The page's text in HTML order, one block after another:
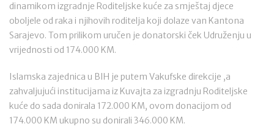
dinamikom izgradnje Roditeljske kuće za smještaj djece
oboljele od raka i njihovih roditelja koji dolaze van Kantona
Sarajevo. Tom prilikom uručen je donatorski ček Udruženju u
vrijednosti od 174.000 KM.
Islamska zajednica u BIH je putem Vakufske direkcije ,a
zahvaljujući institucijama iz Kuvajta za izgradnju Roditeljske
kuće do sada donirala 172.000 KM, ovom donacijom od
174.000 KM ukupno su donirali 346.000 KM.